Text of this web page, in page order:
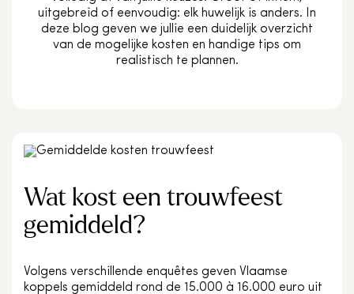
uitgebreid of eenvoudig: elk huwelijk is anders. In
deze blog geven we jullie een duidelijk overzicht
van de mogelijke kosten en handige tips om
realistisch te plannen.
Wat kost een trouwfeest
gemiddeld?
Volgens verschillende enquêtes geven Vlaamse
koppels gemiddeld rond de 15.000 à 16.000 euro uit